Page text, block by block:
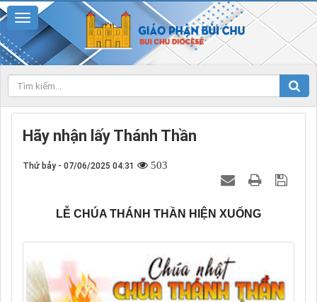
Hãy nhận lấy Thánh Thần
Thứ bảy - 07/06/2025 04:31 503
LỄ CHÚA THÁNH THẦN HIỆN XUỐNG